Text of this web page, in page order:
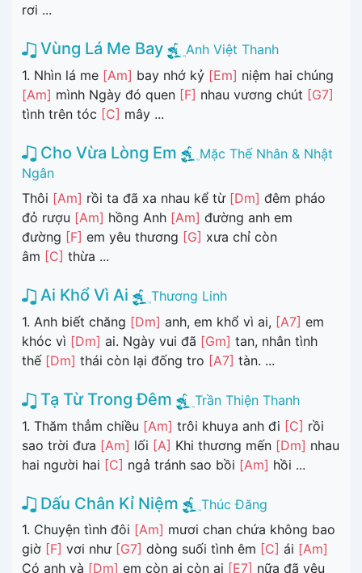
rơi ...
Vùng Lá Me Bay
Anh Việt Thanh
1. Nhìn lá me [Am] bay nhớ kỷ [Em] niệm hai chúng
[Am] mình Ngày đó quen [F] nhau vương chút [G7]
tình trên tóc [C] mây ...
Cho Vừa Lòng Em
Mặc Thế Nhân & Nhật
Ngân
Thôi [Am] rồi ta đã xa nhau kể từ [Dm] đêm pháo
đỏ rượu [Am] hồng Anh [Am] đường anh em
đường [F] em yêu thương [G] xưa chỉ còn
âm [C] thừa ...
Ai Khổ Vì Ai
Thương Linh
1. Anh biết chăng [Dm] anh, em khổ vì ai, [A7] em
khóc vì [Dm] ai. Ngày vui đã [Gm] tan, nhân tình
thế [Dm] thái còn lại đống tro [A7] tàn. ...
Tạ Từ Trong Đêm
Trần Thiện Thanh
1. Thăm thẳm chiều [Am] trôi khuya anh đi [C] rồi
sao trời đưa [Am] lối [A] Khi thương mến [Dm] nhau
hai người hai [C] ngả tránh sao bồi [Am] hồi ...
Dấu Chân Kỉ Niệm
Thúc Đăng
1. Chuyện tình đôi [Am] mươi chan chứa không bao
giờ [F] vơi như [G7] dòng suối tình êm [C] ái [Am]
Có anh và [Dm] em còn ai còn ai [E7] nữa đã yêu